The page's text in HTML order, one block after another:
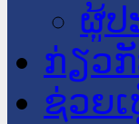
ຜູ້ປ
ກ່ຽວ
ຊ່ວຍ